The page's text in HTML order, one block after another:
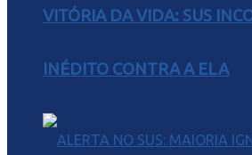
VITÓRIA DA VIDA: SUS
INÉDITO CONTRA A ELA